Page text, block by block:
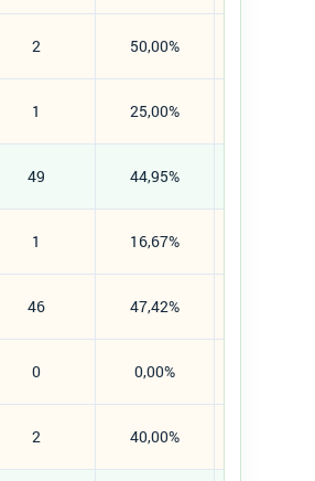
2 50,00%
1 25,00%
49 44,95%
1 16,67%
46 47,42%
0 0,00%
2 40,00%